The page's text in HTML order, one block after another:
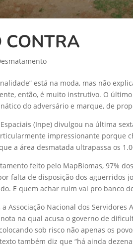
CONTRA
está na moda, mas não
então, é muito instrutivo. O
do adversário e marque, de
(Inpe) divulgou na última
impressionante porque
a área desmatada ultrapassa os
feito pelo MapBiomas, 97%
falta de disposição dos aguerridos
E quem achar ruim vai pro banco
Associação Nacional dos
na qual acusa o governo de
sob risco não apenas os
também diz que “há ainda